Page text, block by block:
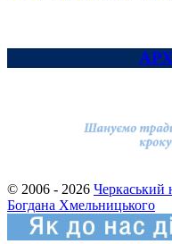
© 2006 - 2026 Черкаський
Богдана Хмельницького